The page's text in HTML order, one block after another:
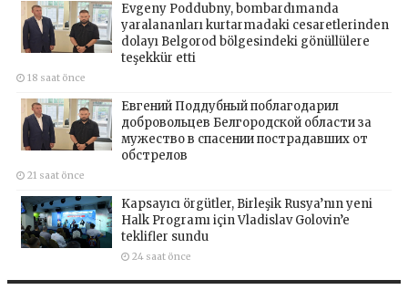
Evgeny Poddubny, bombardımanda
yaralananları kurtarmadaki cesaretlerinden
dolayı Belgorod bölgesindeki gönüllülere
teşekkür etti
18 saat önce
Евгений Поддубный поблагодарил
добровольцев Белгородской области за
мужество в спасении пострадавших от
обстрелов
21 saat önce
Kapsayıcı örgütler, Birleşik Rusya’nın yeni
Halk Programı için Vladislav Golovin’e
teklifler sundu
24 saat önce